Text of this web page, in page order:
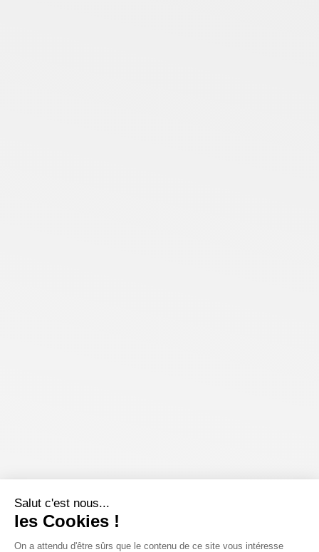
Salut c'est nous...
les Cookies !
On a attendu d'être sûrs que le contenu de ce site vous intéresse